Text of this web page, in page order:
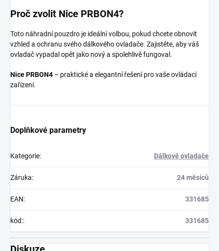
Proč zvolit Nice PRBON4?
Toto náhradní pouzdro je ideální volbou, pokud chcete obnovit
vzhled a ochranu svého dálkového ovladače. Zajistěte, aby váš
ovladač vypadal opět jako nový a spolehlivě fungoval.
Nice PRBON4 – praktické a elegantní řešení pro vaše ovládací
zařízení.
Doplňkové parametry
Kategorie: Dálkové ovladače
Záruka: 24 měsíců
EAN: 331685
kód:: 331685